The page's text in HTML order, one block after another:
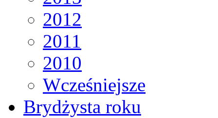
2012
2011
2010
Wcześniejsze
Brydżysta roku